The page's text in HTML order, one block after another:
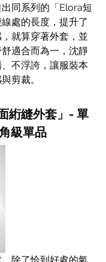
同系列的「Elora短
處的長度，提升了
就算穿著外套，並
適合而為一，沈靜
不浮誇，讓服裝本
剪裁。
絎縫外套」- 單
級單品